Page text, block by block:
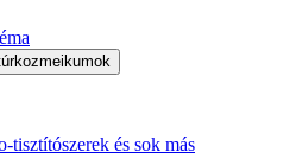
tisztítószerek és sok más